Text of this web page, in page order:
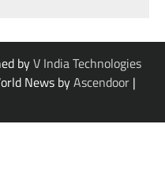
byV India Technologies
News byAscendoor |